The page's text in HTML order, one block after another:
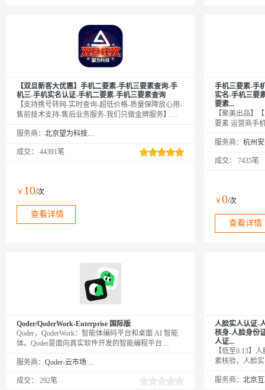
【双旦新客大优惠】手机二要素-手机三要素查询-手
机三-手机实名认证-手机二要素-手机三要素查询
【支持携号转网-实时查询-超低价格-质量保障放心用-
售前技术支持-售后业务服务-我们只做金牌服务】手
致性，核验用户身份信息的真伪。可同时使用手机三
实名认证-运营商实名认证-手机三要素-手机二要素实
服务商： 北京望为科技有限公司
成交： 44391笔
￥ 10/次
查看详情
手机三要素-手
实名-手机三要
要素...
【聚美出品】
要素 运营商手
要素 手机三要
三要素认证 手
三要素 手机三
验证 手机三要
机三要素验证
服务商：
成交： 7435笔
￥0/次
查看详情
Qoder/QoderWork-Enterprise 国际版
Qoder，QoderWork：智能体编码平台和桌面 AI 智能
体。Qoder是面向真实软件开发的智能编程平台
JetBrains插件和CLI三种使用方式。QoderWork 是桌面
以自然语言描述需求，Qoder Work自动规划、执行并
服务商： Qoder-云市场精选店
成交： 292笔
人脸实人认证-
核身-人脸身份
人证...
【低至0.13】
素核验，人脸
人脸认证，身
服务商：